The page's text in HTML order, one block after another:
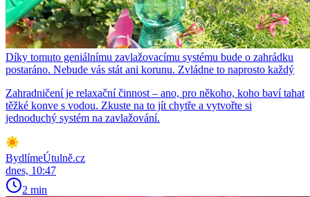
Díky tomuto geniálnímu zavlažovacímu systému bude o zahrádku
postaráno. Nebude vás stát ani korunu. Zvládne to naprosto každý
Zahradničení je relaxační činnost – ano, pro někoho, koho baví tahat
těžké konve s vodou. Zkuste na to jít chytře a vytvořte si
jednoduchý systém na zavlažování.
BydlímeÚtulně.cz
dnes, 10:47
2 min